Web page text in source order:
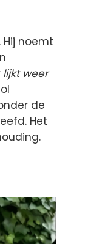
Hij noemt
lijkt weer
de
Het